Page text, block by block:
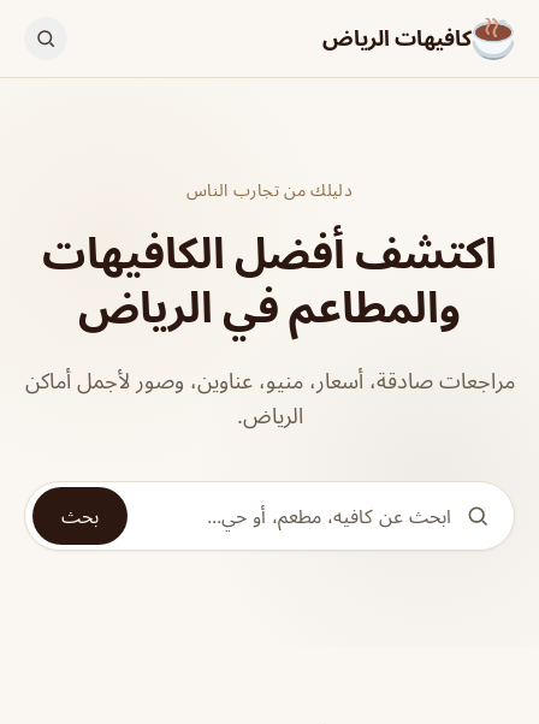
كافيهات الرياض
دليلك من تجارب الناس
اكتشف أفضل الكافيهات
والمطاعم في الرياض
مراجعات صادقة، أسعار، منيو، عناوين، وصور لأجمل أماكن
الرياض.
بحث